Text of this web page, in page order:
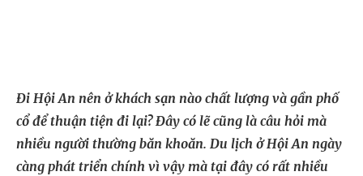
Đi Hội An nên ở khách sạn nào chất lượng và gần phố
cổ để thuận tiện đi lại? Đây có lẽ cũng là câu hỏi mà
nhiều người thường băn khoăn. Du lịch ở Hội An ngày
càng phát triển chính vì vậy mà tại đây có rất nhiều